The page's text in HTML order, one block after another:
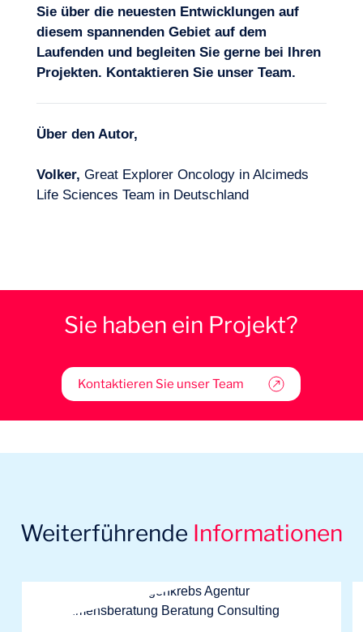
Sie über die neuesten Entwicklungen auf
diesem spannenden Gebiet auf dem
Laufenden und begleiten Sie gerne bei Ihren
Projekten. Kontaktieren Sie unser Team.
Über den Autor,
Volker, Great Explorer Oncology in Alcimeds
Life Sciences Team in Deutschland
Sie haben ein Projekt?
Kontaktieren Sie unser Team
Weiterführende Informationen